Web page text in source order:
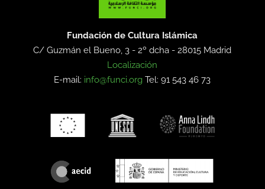
Fundación de Cultura Islámica
C/ Guzmán el Bueno, 3 - 2º dcha -28015 Madrid
Localización
E-mail: info@funci.org Tel: 91 543 46 73